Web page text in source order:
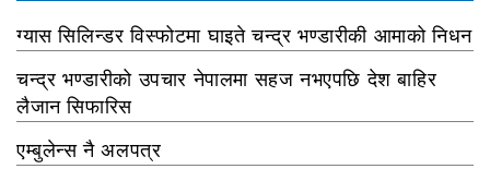
ग्यास सिलिन्डर विस्फोटमा घाइते चन्द्र भण्डारीकी आमाको निधन
चन्द्र भण्डारीको उपचार नेपालमा सहज नभएपछि देश बाहिर
लैजान सिफारिस
एम्बुलेन्स नै अलपत्र